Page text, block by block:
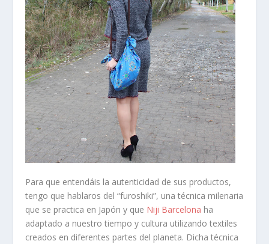
Para que entendáis la autenticidad de sus productos,
tengo que hablaros del “furoshiki”, una técnica milenaria
que se practica en Japón y que Niji Barcelona ha
adaptado a nuestro tiempo y cultura utilizando textiles
creados en diferentes partes del planeta. Dicha técnica